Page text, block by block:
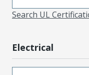
Search UL
Electrical